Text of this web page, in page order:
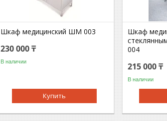
Шкаф медицинский ШМ 003
230 000 ₸
В наличии
Купить
Шкаф
004
215 000 ₸
В наличии